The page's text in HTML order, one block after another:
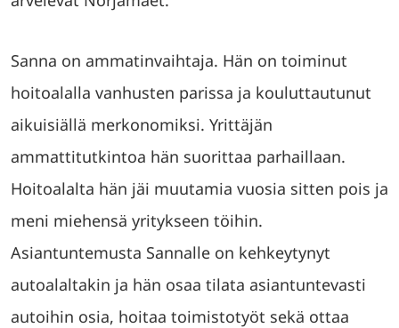
Sanna on ammatinvaihtaja. Hän on toiminut
hoitoalalla vanhusten parissa ja kouluttautunut
aikuisiällä merkonomiksi. Yrittäjän
ammattitutkintoa hän suorittaa parhaillaan.
Hoitoalalta hän jäi muutamia vuosia sitten pois ja
meni miehensä yritykseen töihin.
Asiantuntemusta Sannalle on kehkeytynyt
autoalaltakin ja hän osaa tilata asiantuntevasti
autoihin osia, hoitaa toimistotyöt sekä ottaa